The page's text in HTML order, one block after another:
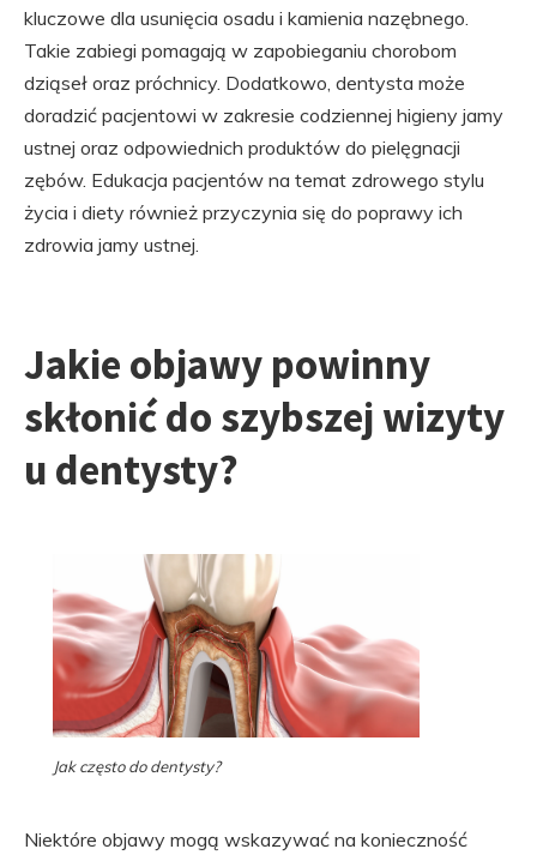
kluczowe dla usunięcia osadu i kamienia nazębnego.
Takie zabiegi pomagają w zapobieganiu chorobom
dziąseł oraz próchnicy. Dodatkowo, dentysta może
doradzić pacjentowi w zakresie codziennej higieny jamy
ustnej oraz odpowiednich produktów do pielęgnacji
zębów. Edukacja pacjentów na temat zdrowego stylu
życia i diety również przyczynia się do poprawy ich
zdrowia jamy ustnej.
Jakie objawy powinny
skłonić do szybszej wizyty
u dentysty?
Jak często do dentysty?
Niektóre objawy mogą wskazywać na konieczność